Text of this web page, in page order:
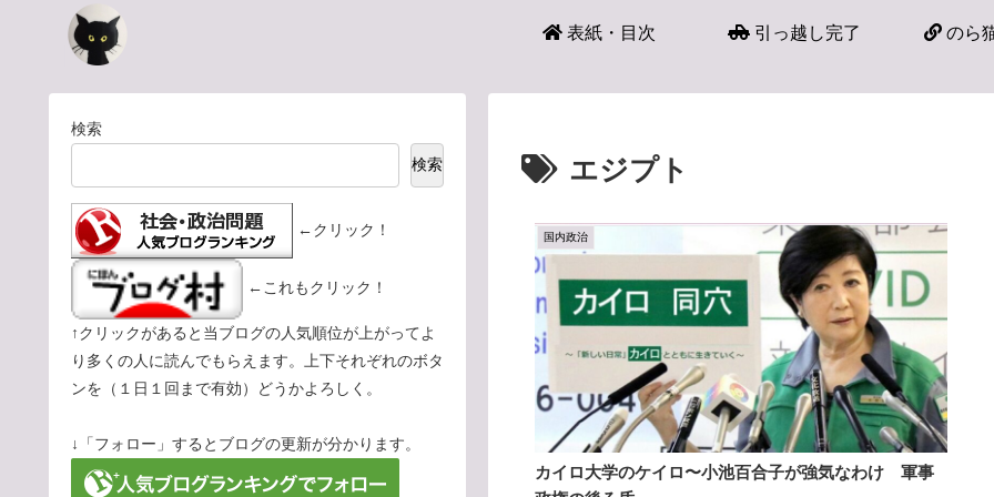
表紙・目次 引っ越し完了 のら
エジプト
国内政治
カイロ大学のケイロ〜小池百合子が強気なわけ 軍事
検索
検索
←クリック！
←これもクリック！
↑クリックがあると当ブログの人気順位が上がってよ
り多くの人に読んでもらえます。上下それぞれのボタ
ンを（１日１回まで有効）どうかよろしく。
↓「フォロー」するとブログの更新が分かります。